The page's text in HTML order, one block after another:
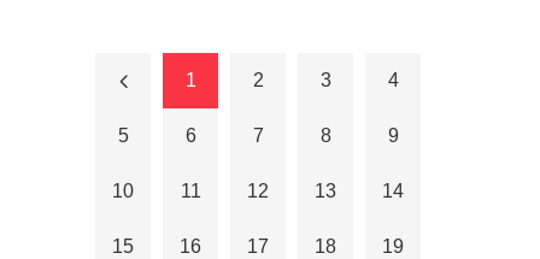
1 2 3 4
5 6 7 8 9
10 11 12 13 14
15 16 17 18 19